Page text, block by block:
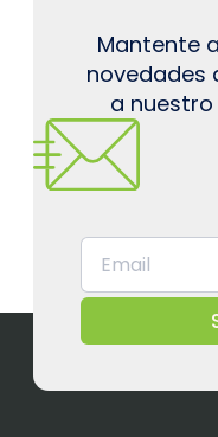
Mantente
novedades
a nuestro